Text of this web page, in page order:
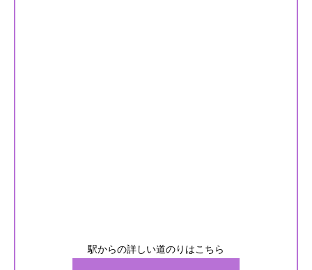
駅からの詳しい道のりはこちら